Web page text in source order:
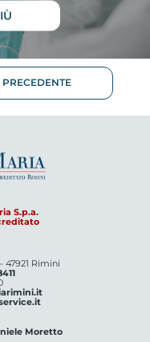
S.p.a.
47921 Rimini
Moretto